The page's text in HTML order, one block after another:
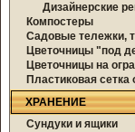
Дизайнерские
Компостеры
Садовые тележки,
Цветочницы "под
Цветочницы на
Пластиковая сетка
ХРАНЕНИЕ
Сундуки и ящики